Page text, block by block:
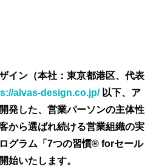
イン（本社：東京都港区、代表
alvas-design.co.jp/以下、ア
発した、営業パーソンの主体性
から選ばれ続ける営業組織の実
グラム「7つの習慣® forセール
始いたします。